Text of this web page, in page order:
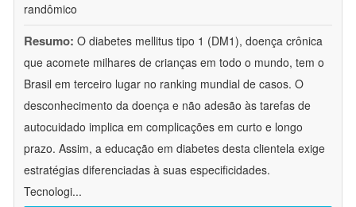
randômico
Resumo: O diabetes mellitus tipo 1 (DM1), doença crônica
que acomete milhares de crianças em todo o mundo, tem o
Brasil em terceiro lugar no ranking mundial de casos. O
desconhecimento da doença e não adesão às tarefas de
autocuidado implica em complicações em curto e longo
prazo. Assim, a educação em diabetes desta clientela exige
estratégias diferenciadas à suas especificidades.
Tecnologi...